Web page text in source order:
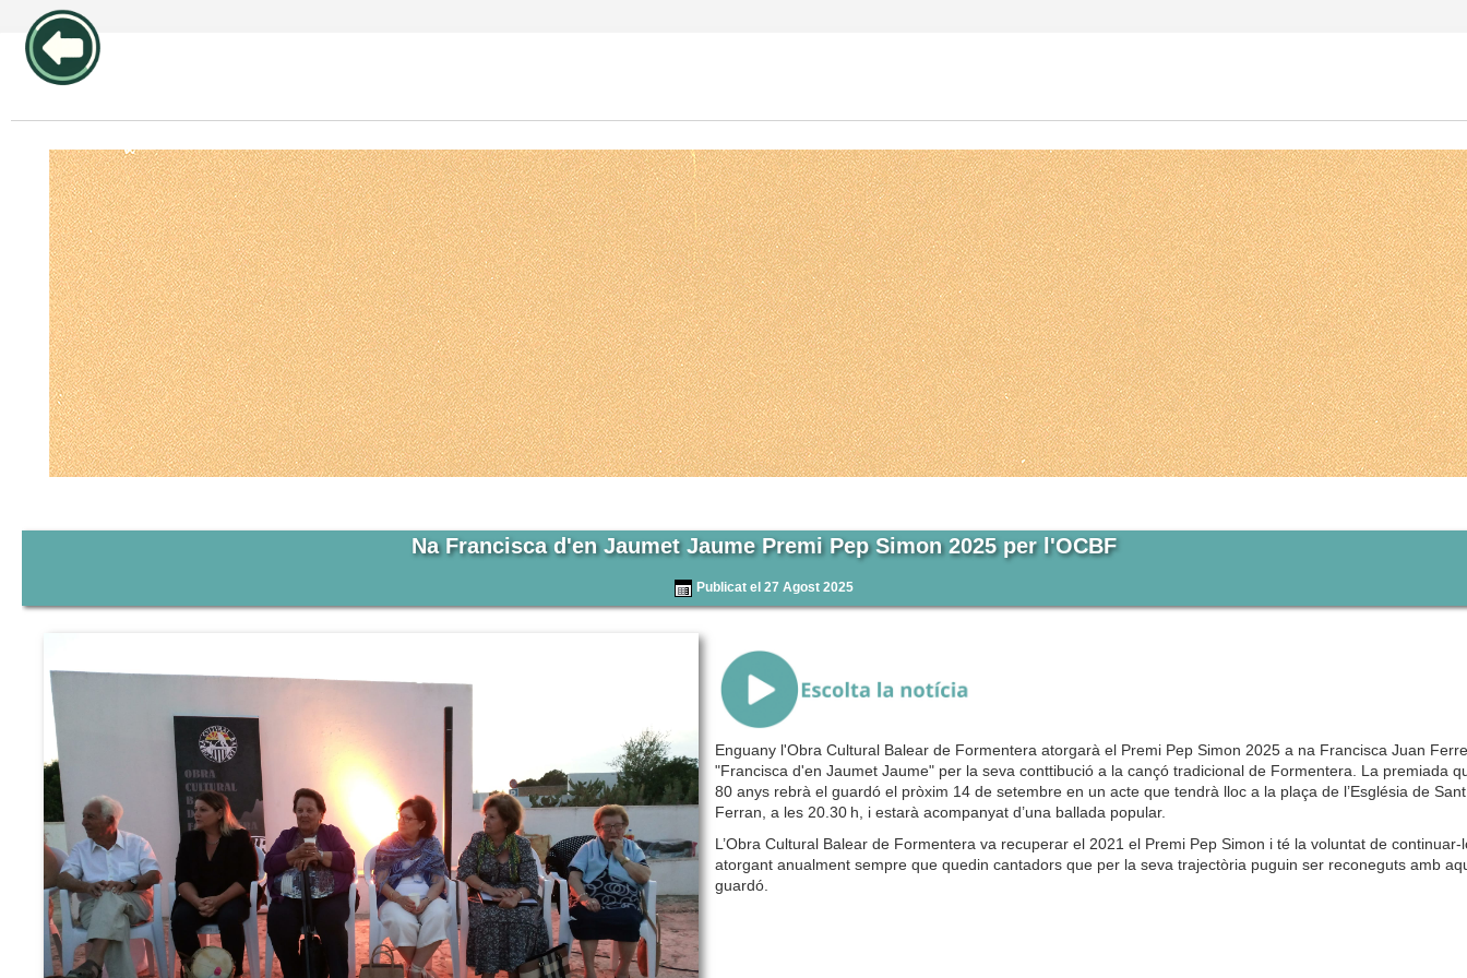
Na Francisca d'en Jaumet Jaume Premi Pep Simon 2025 per l'OCBF
Publicat el 27 Agost 2025
{Play}
Enguany l'Obra Cultural Balear de Formentera atorgarà el Premi Pep Simon 2025 a na Francisca Juan
"Francisca d'en Jaumet Jaume" per la seva conttibució a la cançó tradicional de Formentera. La premiada
80 anys rebrà el guardó el pròxim 14 de setembre en un acte que tendrà lloc a la plaça de l’Església de Sant
Ferran, a les 20.30 h, i estarà acompanyat d’una ballada popular.
L’Obra Cultural Balear de Formentera va recuperar el 2021 el Premi Pep Simon i té la voluntat de continuar-
atorgant anualment sempre que quedin cantadors que per la seva trajectòria puguin ser reconeguts amb
guardó.